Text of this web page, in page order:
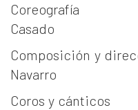
Casado
Composición y
Navarro
Coros y